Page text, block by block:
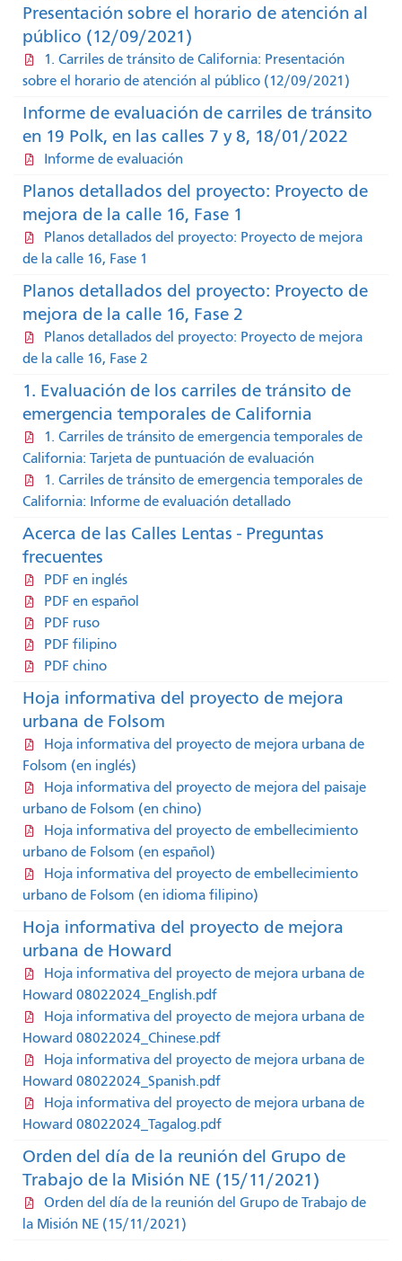
Presentación sobre el horario de atención al
público (12/09/2021)
1. Carriles de tránsito de California: Presentación
sobre el horario de atención al público (12/09/2021)
Informe de evaluación de carriles de tránsito
en 19 Polk, en las calles 7 y 8, 18/01/2022
Informe de evaluación
Planos detallados del proyecto: Proyecto de
mejora de la calle 16, Fase 1
Planos detallados del proyecto: Proyecto de mejora
de la calle 16, Fase 1
Planos detallados del proyecto: Proyecto de
mejora de la calle 16, Fase 2
Planos detallados del proyecto: Proyecto de mejora
de la calle 16, Fase 2
1. Evaluación de los carriles de tránsito de
emergencia temporales de California
1. Carriles de tránsito de emergencia temporales de
California: Tarjeta de puntuación de evaluación
1. Carriles de tránsito de emergencia temporales de
California: Informe de evaluación detallado
Acerca de las Calles Lentas - Preguntas
frecuentes
PDF en inglés
PDF en español
PDF ruso
PDF filipino
PDF chino
Hoja informativa del proyecto de mejora
urbana de Folsom
Hoja informativa del proyecto de mejora urbana de
Folsom (en inglés)
Hoja informativa del proyecto de mejora del paisaje
urbano de Folsom (en chino)
Hoja informativa del proyecto de embellecimiento
urbano de Folsom (en español)
Hoja informativa del proyecto de embellecimiento
urbano de Folsom (en idioma filipino)
Hoja informativa del proyecto de mejora
urbana de Howard
Hoja informativa del proyecto de mejora urbana de
Howard 08022024_English.pdf
Hoja informativa del proyecto de mejora urbana de
Howard 08022024_Chinese.pdf
Hoja informativa del proyecto de mejora urbana de
Howard 08022024_Spanish.pdf
Hoja informativa del proyecto de mejora urbana de
Howard 08022024_Tagalog.pdf
Orden del día de la reunión del Grupo de
Trabajo de la Misión NE (15/11/2021)
Orden del día de la reunión del Grupo de Trabajo de
la Misión NE (15/11/2021)